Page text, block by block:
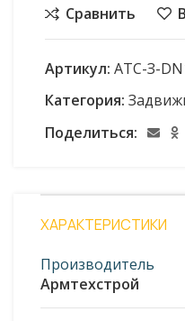
Сравнить
Артикул: АТС-З-
Категория:
Поделиться:
ХАРАКТЕРИСТИКИ
Производитель
Армтехстрой